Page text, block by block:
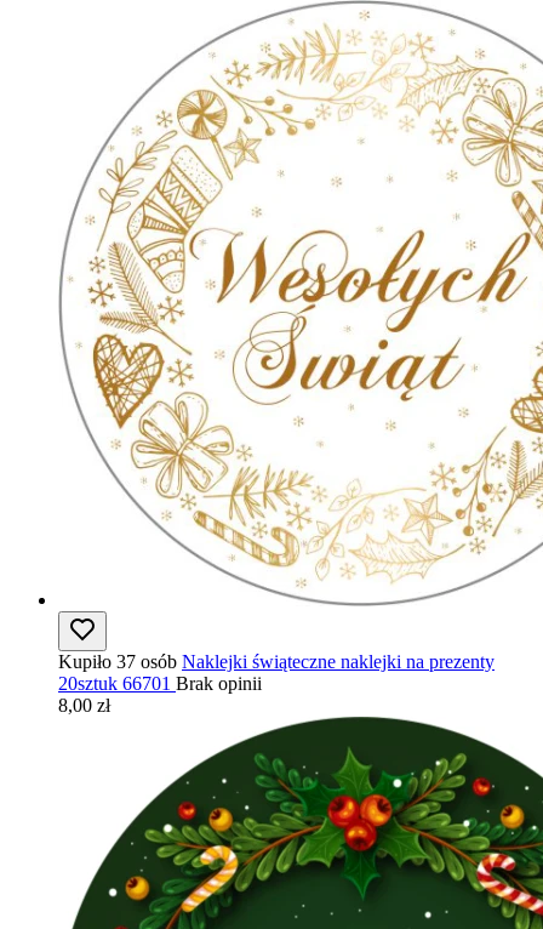
Kupiło 37 osób Naklejki świąteczne naklejki na prezenty
20sztuk 66701 Brak opinii
8,00 zł